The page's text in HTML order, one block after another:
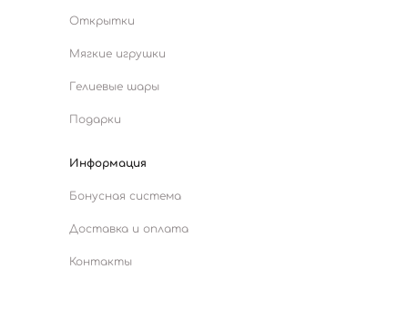
Открытки
Мягкие игрушки
Гелиевые шары
Подарки
Информация
Бонусная система
Доставка и оплата
Контакты